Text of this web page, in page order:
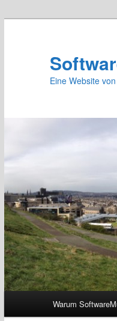
Eine Website
Warum